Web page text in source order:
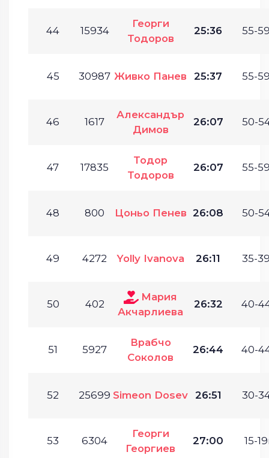
44 15934
Георги
Тодоров
25:36 55-
45 30987 Живко Панев 25:37 55-
46 1617
Александър
Димов
26:07 50-
47 17835
Тодор
Тодоров
26:07 55-
48 800 Цоньо Пенев 26:08 50-
49 4272 Yolly Ivanova 26:11 35-
50 402
Мария
Акчарлиева
26:32 40-
51 5927
Врабчо
Соколов
26:44 40-
52 25699 Simeon Dosev 26:51 30-
53 6304
Георги
Георгиев
27:00 15-